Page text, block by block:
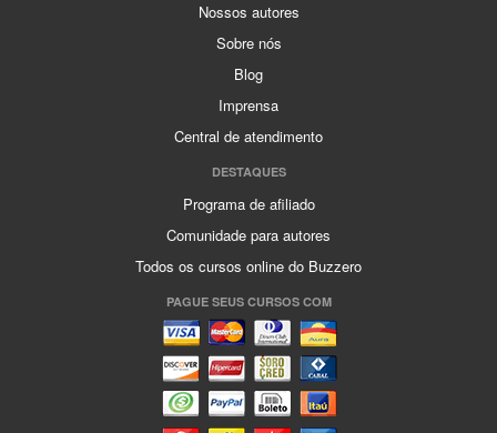
Nossos autores
Sobre nós
Blog
Imprensa
Central de atendimento
DESTAQUES
Programa de afiliado
Comunidade para autores
Todos os cursos online do Buzzero
PAGUE SEUS CURSOS COM